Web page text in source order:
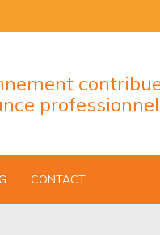
CONTACT